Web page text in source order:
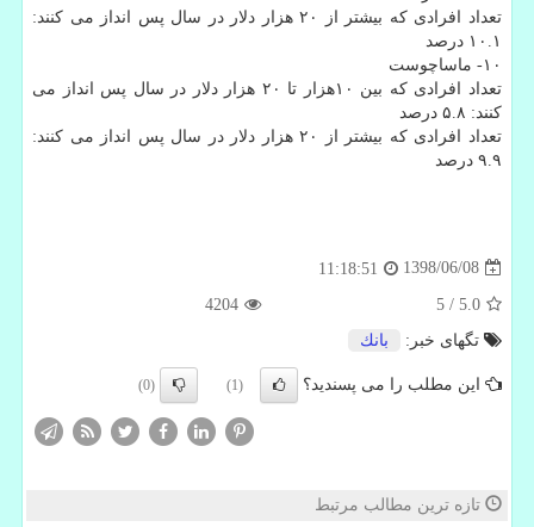
تعداد افرادی كه بیشتر از ۲۰ هزار دلار در سال پس انداز می كنند:
۱۰.۱ درصد
۱۰- ماساچوست
تعداد افرادی كه بین ۱۰هزار تا ۲۰ هزار دلار در سال پس انداز می
كنند: ۵.۸ درصد
تعداد افرادی كه بیشتر از ۲۰ هزار دلار در سال پس انداز می كنند:
۹.۹ درصد
1398/06/08
11:18:51
5.0
/
5
4204
تگهای خبر:
بانك
این مطلب را می پسندید؟ (1)
(0)
تازه ترین مطالب مرتبط